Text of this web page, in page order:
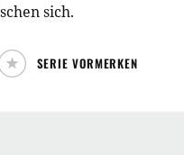
sich.
SERIE VORMERKEN